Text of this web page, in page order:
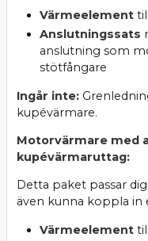
Värmeelement
Anslutningssats
anslutning som
stötfångare
Ingår inte:
kupévärmare.
Motorvärmare med
kupévärmaruttag:
Detta paket passar
även kunna koppla in
Värmeelement